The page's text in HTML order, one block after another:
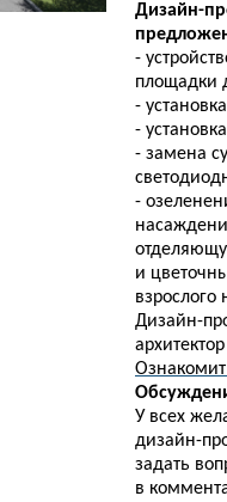
Дизайн-
-
площадки
-
-
- замена
-
и
взрослого
Дизайн-
У всех
дизайн-
задать
в